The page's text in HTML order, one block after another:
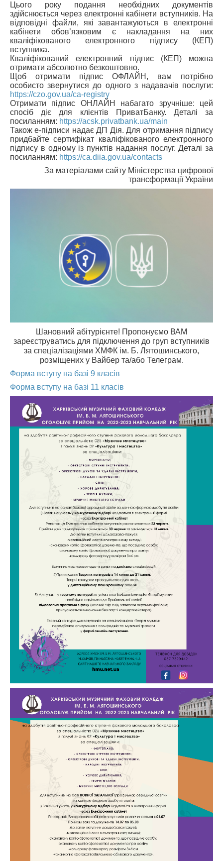
Цього року подання необхідних документів
здійснюється через електронні кабінети вступників. На
відповідні файли, які завантажуються в електронні
кабінети обов’язковим є накладання на них
кваліфікованого електронного підпису (КЕП)
вступника.
Кваліфікований електронний підпис (КЕП) можна
отримати абсолютно безкоштовно.
Щоб отримати підпис ОФЛАЙН, вам потрібно
особисто звернутися до одного з надавачів послуги:
https://czo.gov.ua/ca-registry
Отримати підпис ОНЛАЙН набагато зручніше: цей
спосіб діє для клієнтів ПриватБанку. Деталі за
посиланням: https://acsk.privatbank.ua/main
Також е-підписи надає ДП Дія. Для отримання підпису
придбайте сертифікат кваліфікованого електронного
підпису в одному із пунктів надання послуг. Деталі за
посиланням: https://ca.diia.gov.ua/contacts
За матеріалами сайту Міністерства цифрової
трансформації України
Шановний абітурієнте! Пропонуємо ВАМ
зареєструватись для підключення до груп вступників
за спеціалізаціями ХМФК ім. Б. Лятошинського,
розміщених у Вайбер та/або Телеграм.
Форма вступу на базі 9 класів
Форма вступу на базі 11 класів